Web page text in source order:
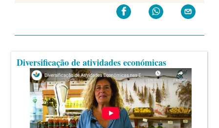
Diversificação de atividades económicas